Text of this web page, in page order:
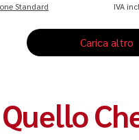
Standard IVA
Carica altro